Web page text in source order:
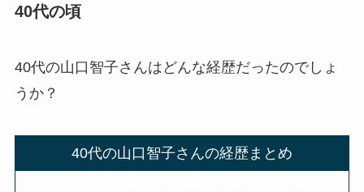
40代の頃
40代の山口智子さんはどんな経歴だったのでしょ
うか？
40代の山口智子さんの経歴まとめ